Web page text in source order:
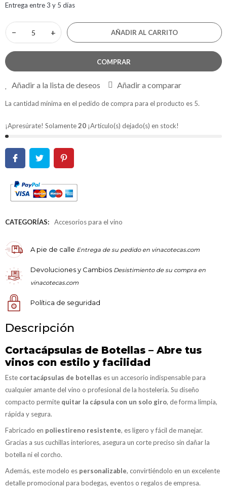
Entrega entre 3 y 5 días
− + AÑADIR AL CARRITO
COMPRAR
Añadir a la lista de deseos Añadir a comparar
La cantidad mínima en el pedido de compra para el producto es 5.
¡Apresúrate! Solamente20 ¡Artículo(s) dejado(s) en stock!
CATEGORÍAS: Accesorios para el vino
A pie de calle Entrega de su pedido en vinacotecas.com
Devoluciones y Cambios Desistimiento de su compra en
vinacotecas.com
Política de seguridad
Descripción
Cortacápsulas de Botellas – Abre tus
vinos con estilo y facilidad
Este cortacápsulas de botellas es un accesorio indispensable para
cualquier amante del vino o profesional de la hostelería. Su diseño
compacto permite quitar la cápsula con un solo giro, de forma limpia,
rápida y segura.
Fabricado en poliestireno resistente, es ligero y fácil de manejar.
Gracias a sus cuchillas interiores, asegura un corte preciso sin dañar la
botella ni el corcho.
Además, este modelo es personalizable, convirtiéndolo en un excelente
detalle promocional para bodegas, eventos o regalos de empresa.